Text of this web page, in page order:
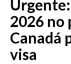
2026 no
Canadá
visa